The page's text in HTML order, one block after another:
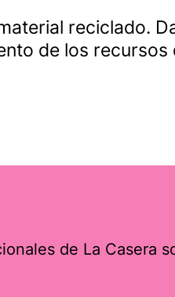
de La Casera
reciclado.
de los